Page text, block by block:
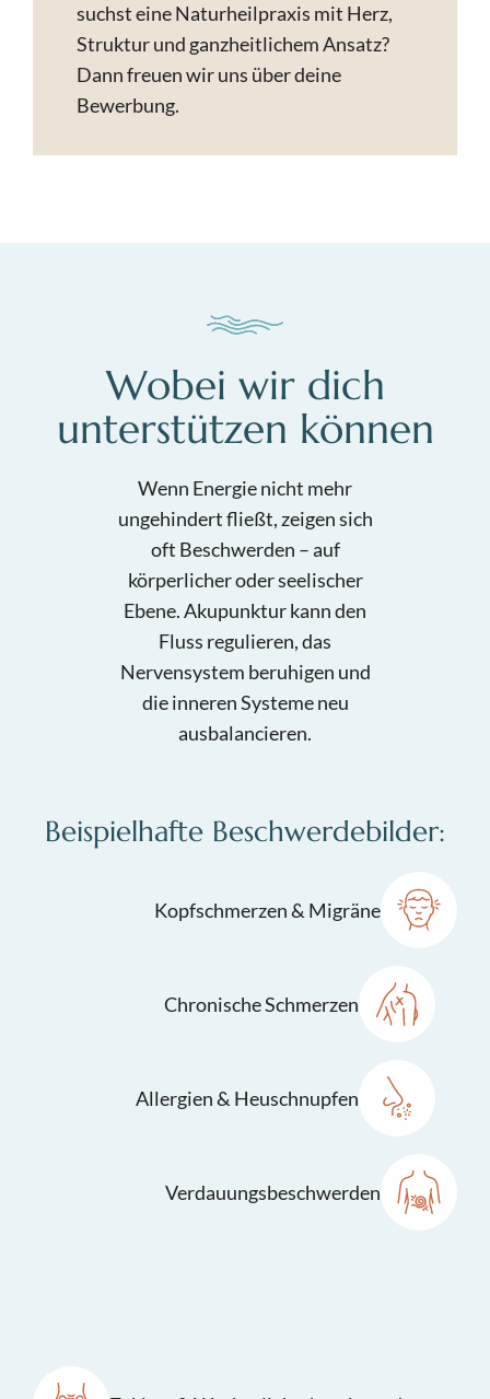
suchst eine Naturheilpraxis mit Herz,
Struktur und ganzheitlichem Ansatz?
Dann freuen wir uns über deine
Bewerbung.
Wobei wir dich
unterstützen können
Wenn Energie nicht mehr
ungehindert fließt, zeigen sich
oft Beschwerden – auf
körperlicher oder seelischer
Ebene. Akupunktur kann den
Fluss regulieren, das
Nervensystem beruhigen und
die inneren Systeme neu
ausbalancieren.
Beispielhafte Beschwerdebilder:
Kopfschmerzen & Migräne
Chronische Schmerzen
Allergien & Heuschnupfen
Verdauungsbeschwerden